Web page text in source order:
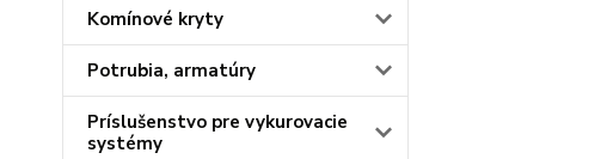
Komínové kryty
Potrubia, armatúry
Príslušenstvo pre vykurovacie
systémy